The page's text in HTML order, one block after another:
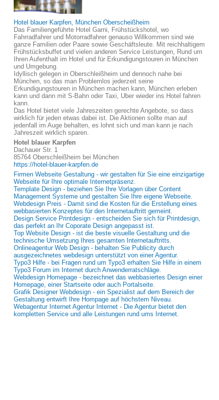
Hotel blauer Karpfen, München Oberscheißheim
Das Familiengeführte Hotel Garni, Frühstückshotel, wo
Fahrradfahrer und Motorradfahrer genauso Willkommen sind wie
ganze Familien oder Paare sowie Geschäftsleute. Mit reichhaltigem
Frühstücksbuffet und vielen anderen Service Leistungen, Rund um
Ihren Aufenthalt im Hotel und für Erkundigungstouren in München
und Umgebung.
Idyllisch gelegen in Oberschleißheim und dennoch nahe bei
München, so das man Problemlos jederzeit seine
Erkundigungstouren in München machen kann, München erleben
kann und dann mit S-Bahn oder Taxi, Uber wieder ins Hotel fahren
kann.
Das Hotel bietet viele Jahreszeiten gerechte Angebote, so dass
wirklich für jeden etwas dabei ist. Die Aktionen sollte man auf
jedenfall im Auge behalten, es lohnt sich und man kann je nach
Jahreszeit wirklich sparen.
Hotel blauer Karpfen
Dachauer Str. 1
85764 Oberschleißheim bei München
https://hotel-blauer-karpfen.de
Firmen Webseite Gestaltung - wir gestalten für Sie eine einzigartige
Webseite für Ihre optimale Internetpräsenz.
Template Design - beziehen Sie Ihre Vorlagen über Content
Management Systeme und gestalten Sie Ihre eigene Webseite.
Webdesign Preis - Damit sind die Kosten für die Erstellung eines
webbasierten Konzeptes für den Internetauftritt gemeint.
Design Service Printdesign - entscheiden Sie sich für Printdesign,
das perfekt an Ihr Coporate Design angepasst ist.
Top Website Design - ist die beste visuelle Gestaltung und die
technische Umsetzung Ihres gesamten Internetauftritts.
Onlineagentur Web Design - behalten Sie Publicity durch
ausgezeichnetes webdesign unterstützt von einer Agentur.
Typo3 Hilfe - bei Fragen rund um Typo3 erhalten Sie Hilfe in einem
Typo3 Forum im Internet durch Anwenderratschläge.
Webdesign Homepage - bezeichnet das webbasiertes Design einer
Homepage, einer Startseite oder auch Portalseite.
Grafik Designer Webdesign - ein Spezialist auf dem Bereich der
Gestaltung entwirft Ihre Hompage auf höchstem Niveau.
Webagentur Internet Agentur Internet - Die Agentur bietet den
kompletten Service und alle Leistungen rund ums Internet.